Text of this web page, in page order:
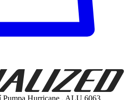
Pumpa Hurricane , ALU 6063